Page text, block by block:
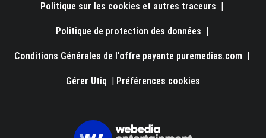
Politique sur les cookies et autres traceurs
Politique de protection des données
Conditions Générales de l'offre payante puremedias.com
Gérer Utiq Préférences cookies